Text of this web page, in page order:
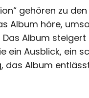
gehören zu
Album höre,
Das Album steigert
ein Ausblick, ein
das Album